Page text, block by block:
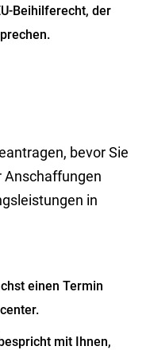
Beihilferecht, der
bevor Sie
Anschaffungen
in
einen Termin
mit Ihnen,